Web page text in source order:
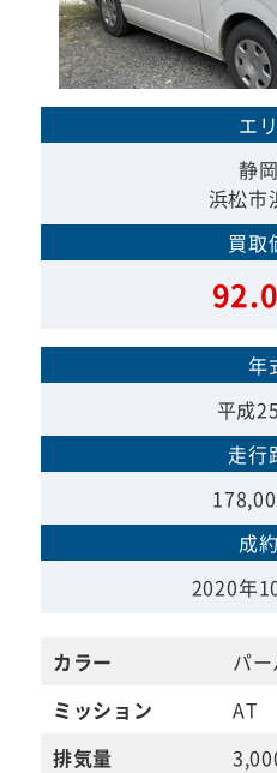
エ
静
浜松市
買取
92.0
年
平成
走行
成
2020年
カラー
パー
ミッション
AT
排気量